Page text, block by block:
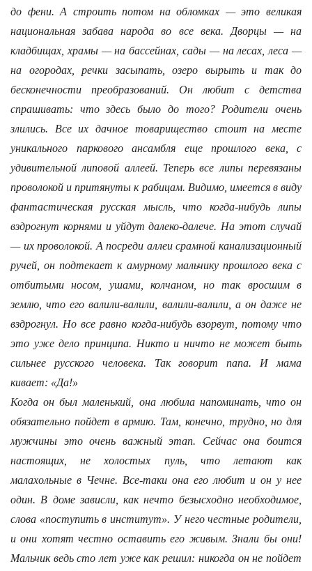
до фени. А строить потом на обломках — это великая
национальная забава народа во все века. Дворцы — на
кладбищах, храмы — на бассейнах, сады — на лесах, леса —
на огородах, речки засыпать, озеро вырыть и так до
бесконечности преобразований. Он любит с детства
спрашивать: что здесь было до того? Родители очень
злились. Все их дачное товарищество стоит на месте
уникального паркового ансамбля еще прошлого века, с
удивительной липовой аллеей. Теперь все липы перевязаны
проволокой и притянуты к рабицам. Видимо, имеется в виду
фантастическая русская мысль, что когда-нибудь липы
вздрогнут корнями и уйдут далеко-далече. На этот случай
— их проволокой. А посреди аллеи срамной канализационный
ручей, он подтекает к амурному мальчику прошлого века с
отбитыми носом, ушами, колчаном, но так вросшим в
землю, что его валили-валили, валили-валили, а он даже не
вздрогнул. Но все равно когда-нибудь взорвут, потому что
это уже дело принципа. Никто и ничто не может быть
сильнее русского человека. Так говорит папа. И мама
кивает: «Да!»
Когда он был маленький, она любила напоминать, что он
обязательно пойдет в армию. Там, конечно, трудно, но для
мужчины это очень важный этап. Сейчас она боится
настоящих, не холостых пуль, что летают как
малахольные в Чечне. Все-таки она его любит и он у нее
один. В доме зависли, как нечто безысходно необходимое,
слова «поступить в институт». У него честные родители,
и они хотят честно оставить его живым. Знали бы они!
Мальчик ведь сто лет уже как решил: никогда он не пойдет